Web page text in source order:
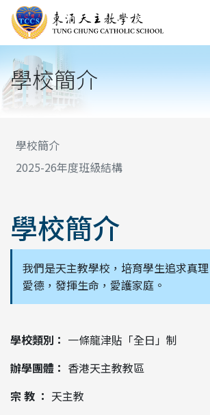
學校簡介
學校簡介
2025-26年度班級結構
學校簡介
我們是天主教學校，培育學生追求真
愛德，發揮生命，愛護家庭。
學校類別： 一條龍津貼「全日」制
辦學團體： 香港天主教教區
宗 教 ： 天主教